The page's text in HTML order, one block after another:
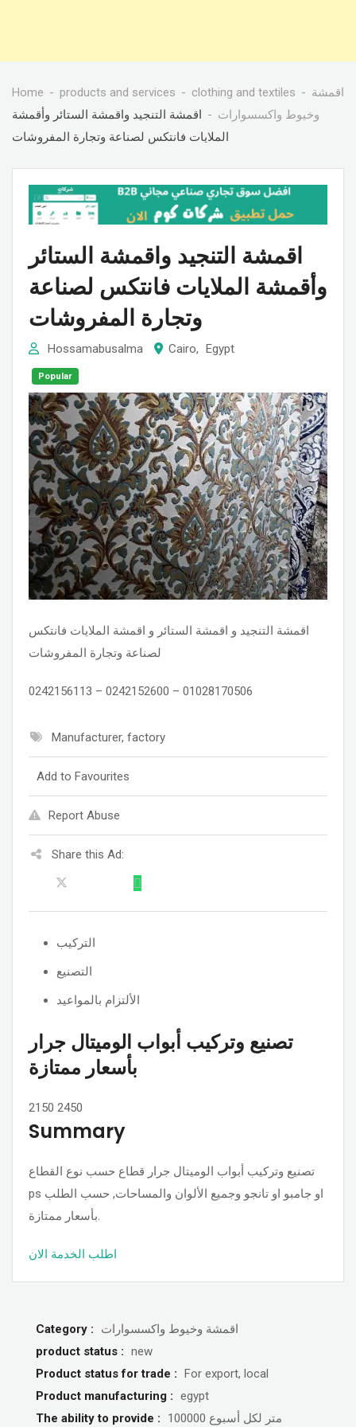
Home products and services clothing and textiles
اقمشة
وخيوط واكسسوارات
اقمشة التنجيد واقمشة الستائر وأقمشة
الملايات فانتكس لصناعة وتجارة المفروشات
اقمشة التنجيد واقمشة الستائر
وأقمشة الملايات فانتكس لصناعة
وتجارة المفروشات
Hossamabusalma Cairo, Egypt
Popular
اقمشة التنجيد و اقمشة الستائر و اقمشة الملايات فانتكس
لصناعة وتجارة المفروشات
0242156113 – 0242152600 – 01028170506
Manufacturer, factory
Add to Favourites
Report Abuse
Share this Ad:
التركيب
التصنيع
الألتزام بالمواعيد
تصنيع وتركيب أبواب الوميتال جرار
بأسعار ممتازة
2150 2450
Summary
تصنيع وتركيب أبواب الوميتال جرار قطاع حسب نوع القطاع
ps او جامبو او تانجو وجميع الألوان والمساحات, حسب الطلب
بأسعار ممتازة.
اطلب الخدمة الان
Category :
اقمشة وخيوط واكسسوارات
product status : new
Product status for trade :
For export, local
Product manufacturing : egypt
The ability to provide :
100000 متر لكل أسبوع